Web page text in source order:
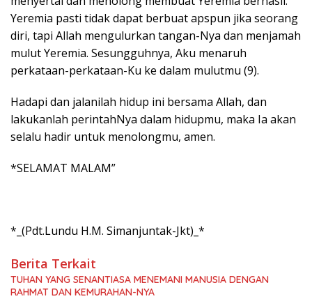
Yeremia pasti tidak dapat berbuat apspun jika seorang
diri, tapi Allah mengulurkan tangan-Nya dan menjamah
mulut Yeremia. Sesungguhnya, Aku menaruh
perkataan-perkataan-Ku ke dalam mulutmu (9).
Hadapi dan jalanilah hidup ini bersama Allah, dan
lakukanlah perintahNya dalam hidupmu, maka Ia akan
selalu hadir untuk menolongmu, amen.
*SELAMAT MALAM”
*_(Pdt.Lundu H.M. Simanjuntak-Jkt)_*
Berita Terkait
TUHAN YANG SENANTIASA MENEMANI MANUSIA DENGAN
RAHMAT DAN KEMURAHAN-NYA